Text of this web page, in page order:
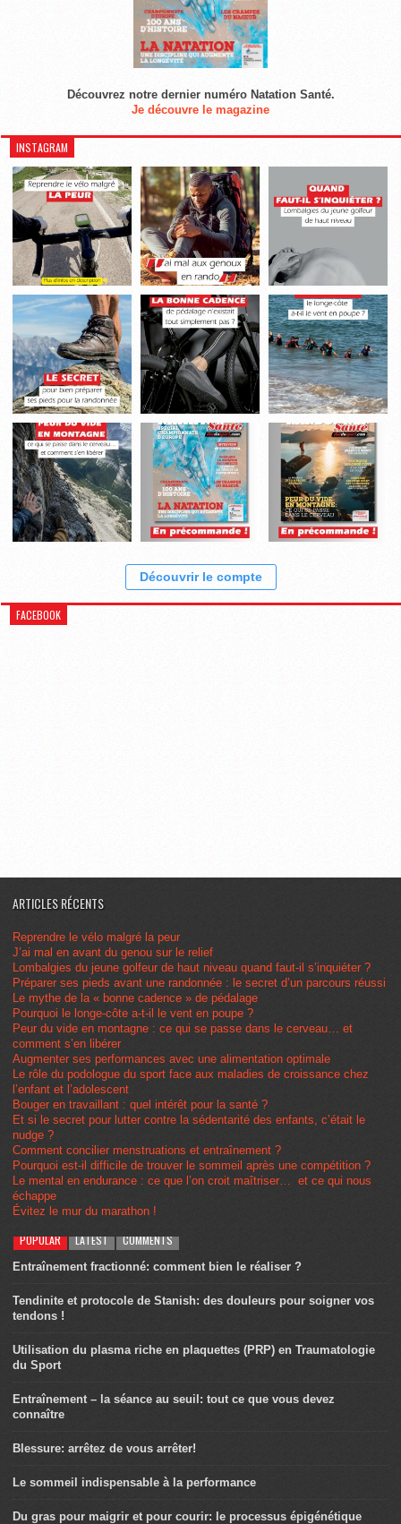
Découvrez notre dernier numéro Natation Santé.
Je découvre le magazine
INSTAGRAM
Découvrir le compte
FACEBOOK
ARTICLES RÉCENTS
Reprendre le vélo malgré la peur
J’ai mal en avant du genou sur le relief
Lombalgies du jeune golfeur de haut niveau quand faut-il s’inquiéter ?
Préparer ses pieds avant une randonnée : le secret d’un parcours réussi
Le mythe de la « bonne cadence » de pédalage
Pourquoi le longe-côte a-t-il le vent en poupe ?
Peur du vide en montagne : ce qui se passe dans le cerveau… et
comment s’en libérer
Augmenter ses performances avec une alimentation optimale
Le rôle du podologue du sport face aux maladies de croissance chez
l’enfant et l’adolescent
Bouger en travaillant : quel intérêt pour la santé ?
Et si le secret pour lutter contre la sédentarité des enfants, c’était le
nudge ?
Comment concilier menstruations et entraînement ?
Pourquoi est-il difficile de trouver le sommeil après une compétition ?
Le mental en endurance : ce que l’on croit maîtriser… et ce qui nous
échappe
Évitez le mur du marathon !
POPULAR LATEST COMMENTS
Entraînement fractionné: comment bien le réaliser ?
Tendinite et protocole de Stanish: des douleurs pour soigner vos
tendons !
Utilisation du plasma riche en plaquettes (PRP) en Traumatologie
du Sport
Entraînement – la séance au seuil: tout ce que vous devez
connaître
Blessure: arrêtez de vous arrêter!
Le sommeil indispensable à la performance
Du gras pour maigrir et pour courir: le processus épigénétique